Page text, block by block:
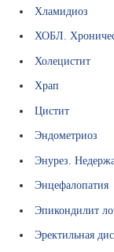
Хламидиоз
ХОБЛ.
Холецистит
Храп
Цистит
Эндометриоз
Энурез.
Энцефалопатия
Эпикондилит
Эректильная